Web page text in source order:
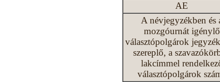
AE
A névjegyzékben és
mozgóurnát igénylő
választópolgárok
szereplő, a
lakcímmel
választópolgárok